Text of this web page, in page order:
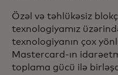
Özəl və təhlükəsiz
texnologiyamız
texnologiyanın çox
Mastercard-ın
toplama gücü ilə